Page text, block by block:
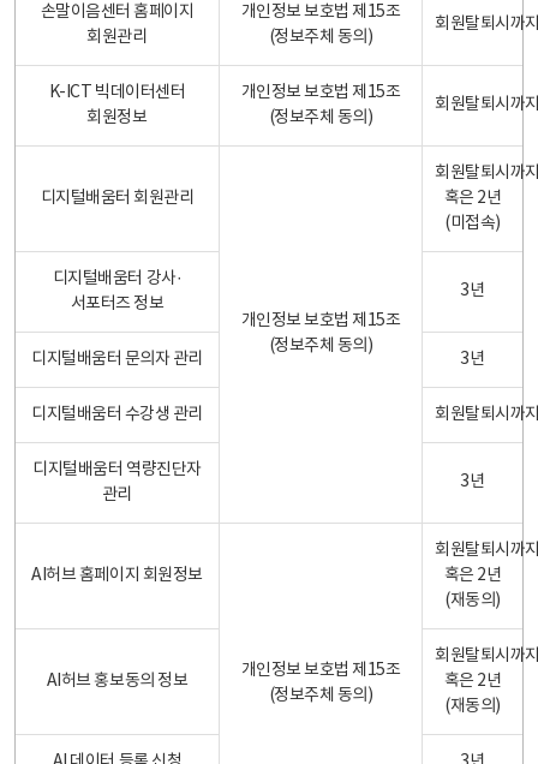
손말이음센터 홈페이지
회원관리
개인정보 보호법 제15조
(정보주체 동의)
회원탈퇴시까
K-ICT 빅데이터센터
회원정보
개인정보 보호법 제15조
(정보주체 동의)
회원탈퇴시까
디지털배움터 회원관리
개인정보 보호법 제15조
(정보주체 동의)
회원탈퇴시까
혹은 2년
(미접속)
디지털배움터 강사·
서포터즈 정보
3년
디지털배움터 문의자 관리 3년
디지털배움터 수강생 관리 회원탈퇴시까
디지털배움터 역량진단자
관리
3년
AI허브 홈페이지 회원정보
개인정보 보호법 제15조
(정보주체 동의)
회원탈퇴시까
혹은 2년
(재동의)
AI허브 홍보동의 정보
회원탈퇴시까
혹은 2년
(재동의)